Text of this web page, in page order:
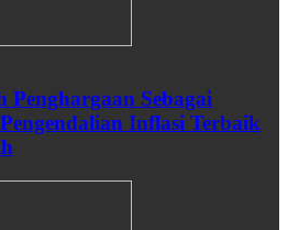
Penghargaan Sebagai
Inflasi Terbaik